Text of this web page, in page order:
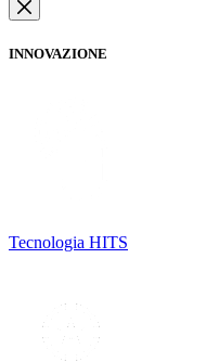
INNOVAZIONE
Tecnologia HITS